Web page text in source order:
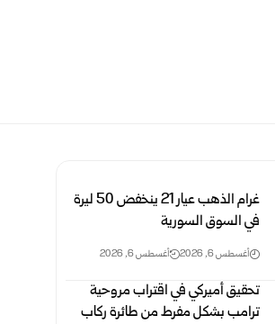
غرام الذهب عيار 21 ينخفض 50 ليرة
في السوق السورية‎
أغسطس 6, 2026 أغسطس 6, 2026
تحقيق أميركي في اقتراب مروحية
ترامب بشكل مفرط من طائرة ركاب